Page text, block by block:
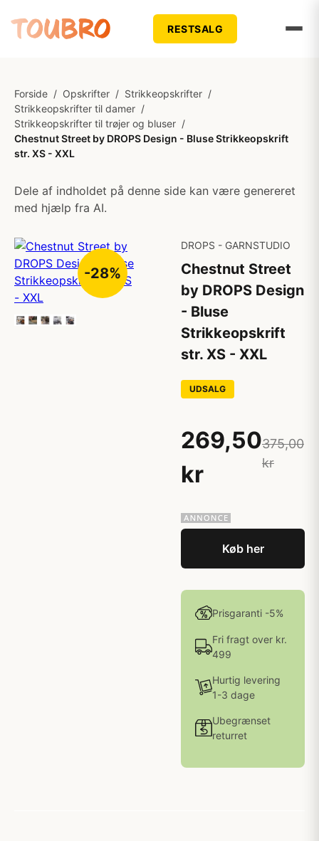
RESTSALG
Forside / Opskrifter / Strikkeopskrifter /
Strikkeopskrifter til damer /
Strikkeopskrifter til trøjer og bluser /
Chestnut Street by DROPS Design - Bluse Strikkeopskrift
str. XS - XXL
Dele af indholdet på denne side kan være genereret
med hjælp fra AI.
-28%
DROPS - GARNSTUDIO
Chestnut Street
by DROPS Design
- Bluse
Strikkeopskrift
str. XS - XXL
UDSALG
269,50
kr
375,00
kr
Køb her
Prisgaranti -5%
Fri fragt over kr.
499
Hurtig levering
1-3 dage
Ubegrænset
returret